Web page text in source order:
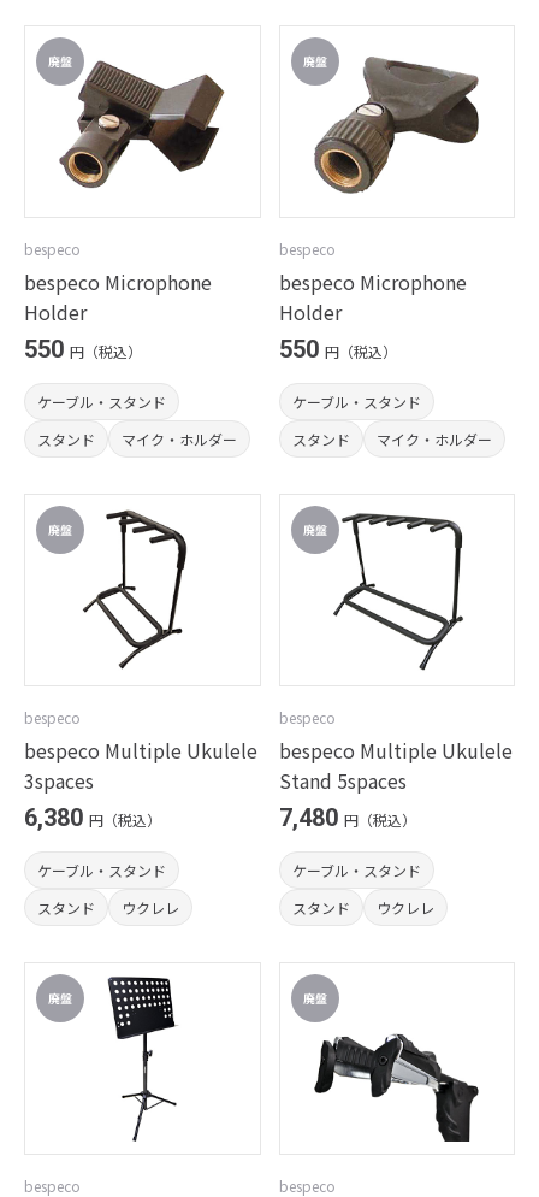
bespeco
bespeco Microphone
Holder
550 円（税込）
ケーブル・スタンド
スタンド
マイク・ホルダー
bespeco
bespeco Microphone
Holder
550 円（税込）
ケーブル・スタンド
スタンド
マイク・ホルダー
bespeco
bespeco Multiple Ukulele
3spaces
6,380 円（税込）
ケーブル・スタンド
スタンド
ウクレレ
bespeco
bespeco Multiple Ukulele
Stand 5spaces
7,480 円（税込）
ケーブル・スタンド
スタンド
ウクレレ
bespeco bespeco